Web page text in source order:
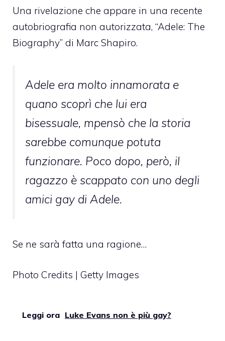
Una rivelazione che appare in una recente
autobriografia non autorizzata, “Adele: The
Biography” di Marc Shapiro.
Adele era molto innamorata e
quano scoprì che lui era
bisessuale, mpensò che la storia
sarebbe comunque potuta
funzionare. Poco dopo, però, il
ragazzo è scappato con uno degli
amici gay di Adele.
Se ne sarà fatta una ragione…
Photo Credits | Getty Images
Leggi ora Luke Evans non è più gay?